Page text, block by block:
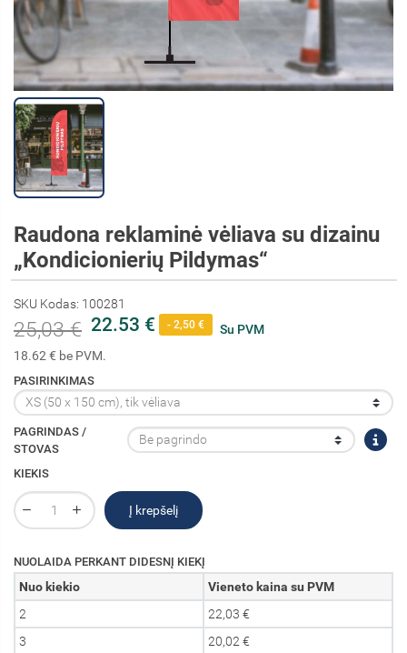
Raudona reklaminė vėliava su dizainu
„Kondicionierių Pildymas“
SKU Kodas: 100281
25,03 € 22.53 € - 2,50 €
Su PVM
18.62 € be PVM.
PASIRINKIMAS
PAGRINDAS /
STOVAS
KIEKIS
Į krepšelį
NUOLAIDA PERKANT DIDESNĮ KIEKĮ
Nuo kiekio
Vieneto kaina su PVM
2
22,03 €
3
20,02 €